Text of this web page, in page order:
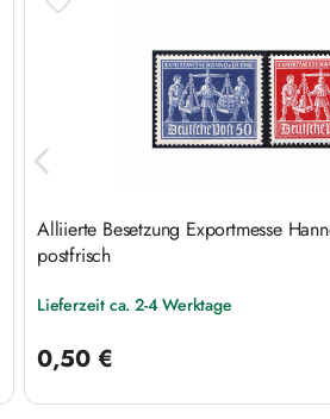
Alliierte Besetzung Exportmesse
postfrisch
Lieferzeit ca. 2-4 Werktage
0,50 €